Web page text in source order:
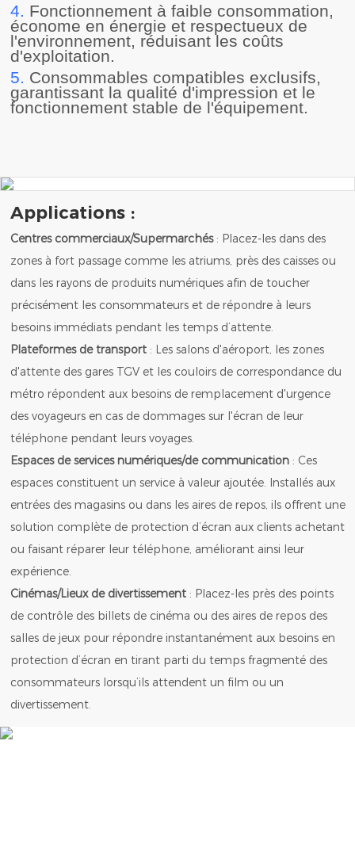
4. Fonctionnement à faible consommation,
économe en énergie et respectueux de
l'environnement, réduisant les coûts
d'exploitation.
5. Consommables compatibles exclusifs,
garantissant la qualité d'impression et le
fonctionnement stable de l'équipement.
Applications :
Centres commerciaux/Supermarchés: Placez-les dans des
zones à fort passage comme les atriums, près des caisses ou
dans les rayons de produits numériques afin de toucher
précisément les consommateurs et de répondre à leurs
besoins immédiats pendant les temps d’attente.
Plateformes de transport : Les salons d'aéroport, les zones
d'attente des gares TGV et les couloirs de correspondance du
métro répondent aux besoins de remplacement d'urgence
des voyageurs en cas de dommages sur l'écran de leur
téléphone pendant leurs voyages.
Espaces de services numériques/de communication : Ces
espaces constituent un service à valeur ajoutée. Installés aux
entrées des magasins ou dans les aires de repos, ils offrent une
solution complète de protection d’écran aux clients achetant
ou faisant réparer leur téléphone, améliorant ainsi leur
expérience.
Cinémas/Lieux de divertissement : Placez-les près des points
de contrôle des billets de cinéma ou des aires de repos des
salles de jeux pour répondre instantanément aux besoins en
protection d’écran en tirant parti du temps fragmenté des
consommateurs lorsqu’ils attendent un film ou un
divertissement.